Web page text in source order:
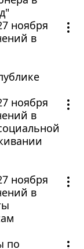
ноября
в
ноября
в
ноября
в
по